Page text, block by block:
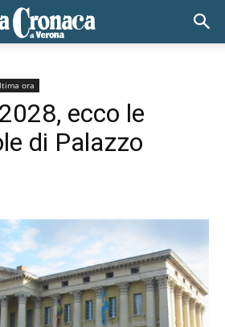
ora
ecco le
di Palazzo